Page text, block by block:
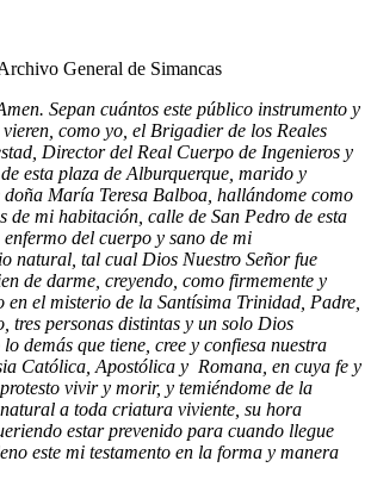
General de Simancas
Sepan cuántos este público instrumento y
como yo, el Brigadier de los Reales
Director del Real Cuerpo de Ingenieros y
esta plaza de Alburquerque, marido y
María Teresa Balboa, hallándome como
de mi habitación, calle de San Pedro de esta
del cuerpo y sano de mi
natural, tal cual Dios Nuestro Señor fue
de darme, creyendo, como firmemente y
en el misterio de la Santísima Trinidad, Padre,
tres personas distintas y un solo Dios
demás que tiene, cree y confiesa nuestra
Católica, Apostólica y Romana, en cuya fe y
vivir y morir, y temiéndome de la
a toda criatura viviente, su hora
estar prevenido para cuando llegue
este mi testamento en la forma y manera